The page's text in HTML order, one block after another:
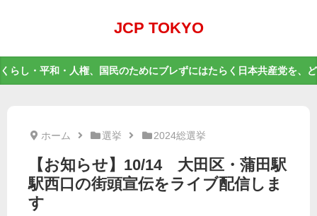
JCP TOKYO
くらし・平和・人権、国民のためにブレずにはたらく日本共産党を、
ホーム 選挙 2024総選挙
【お知らせ】10/14 大田区・蒲田駅
駅西口の街頭宣伝をライブ配信しま
す